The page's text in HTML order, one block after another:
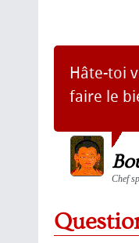
Hâte-toi
faire le
Chef